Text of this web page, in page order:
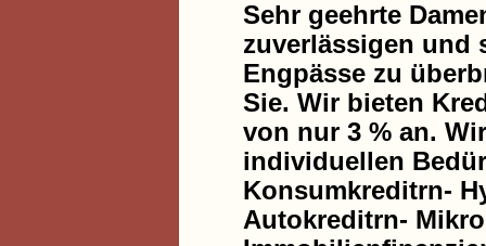
Sehr geehrte
zuverlässigen und
Engpässe zu
Sie. Wir bieten
von nur 3 % an.
individuellen
Konsumkreditrn-
Autokreditrn-